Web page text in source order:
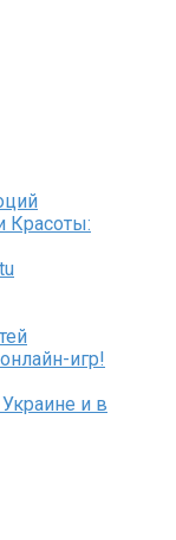
Красоты:
игр!
и в